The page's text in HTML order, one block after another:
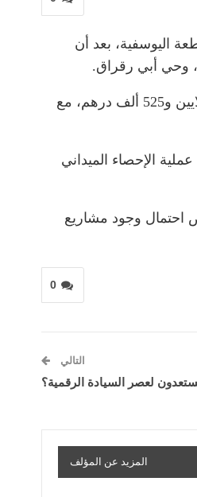
اليوسفية، بعد أن
وحي أبي رقراق.
وحسب المعطيات المتوفرة، فإن الأمر يتعلق بطلب عروض يخص إنجاز أشغال إعادة تهيئة شاملة بهذه الأحياء، حددت كلفتها التقديرية بحوالي 9 ملايين و525 ألف درهم، مع
الإحصاء الميداني
احتمال وجود مشاريع
0
التالي
لعصر السيادة الرقمية؟
المزيد عن المؤلف